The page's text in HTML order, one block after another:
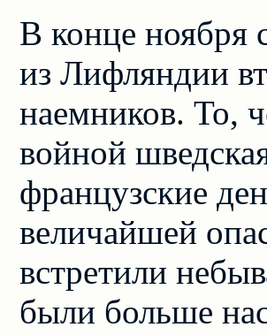
В конце ноября
из Лифляндии
наемников. То,
войной
французские
величайшей
встретили
были больше